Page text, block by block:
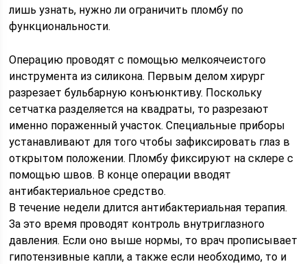
лишь узнать, нужно ли ограничить пломбу по
функциональности.
Операцию проводят с помощью мелкоячеистого
инструмента из силикона. Первым делом хирург
разрезает бульбарную конъюнктиву. Поскольку
сетчатка разделяется на квадраты, то разрезают
именно пораженный участок. Специальные приборы
устанавливают для того чтобы зафиксировать глаз в
открытом положении. Пломбу фиксируют на склере с
помощью швов. В конце операции вводят
антибактериальное средство.
В течение недели длится антибактериальная терапия.
За это время проводят контроль внутриглазного
давления. Если оно выше нормы, то врач прописывает
гипотензивные капли, а также если необходимо, то и